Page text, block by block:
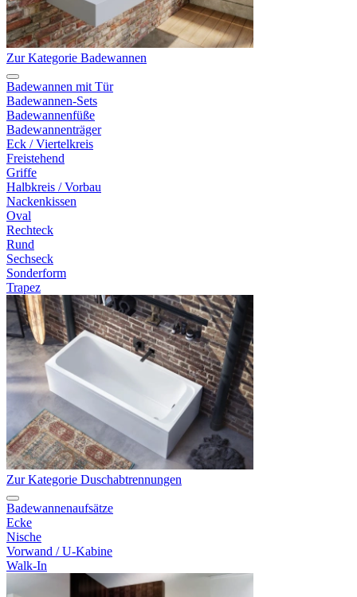
Zur Kategorie Badewannen
Badewannen mit Tür
Badewannen-Sets
Badewannenfüße
Badewannenträger
Eck / Viertelkreis
Freistehend
Griffe
Halbkreis / Vorbau
Nackenkissen
Oval
Rechteck
Rund
Sechseck
Sonderform
Trapez
Zur Kategorie Duschabtrennungen
Badewannenaufsätze
Ecke
Nische
Vorwand / U-Kabine
Walk-In